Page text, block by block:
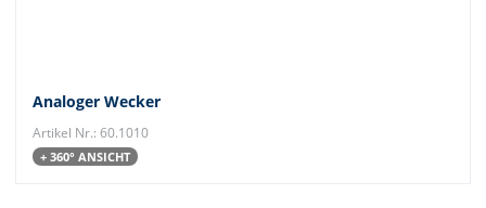
Analoger Wecker
Artikel Nr.: 60.1010
+ 360° ANSICHT